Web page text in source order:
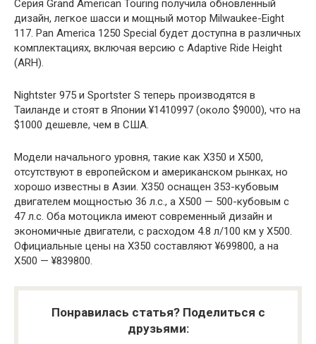
Серия Grand American Touring получила обновленный
дизайн, легкое шасси и мощный мотор Milwaukee-Eight
117. Pan America 1250 Special будет доступна в различных
комплектациях, включая версию с Adaptive Ride Height
(ARH).
Nightster 975 и Sportster S теперь производятся в
Таиланде и стоят в Японии ¥1410997 (около $9000), что на
$1000 дешевле, чем в США.
Модели начального уровня, такие как X350 и X500,
отсутствуют в европейском и американском рынках, но
хорошо известны в Азии. X350 оснащен 353-кубовым
двигателем мощностью 36 л.с., а X500 — 500-кубовым с
47 л.с. Оба мотоцикла имеют современный дизайн и
экономичные двигатели, с расходом 4.8 л/100 км у X500.
Официальные цены на X350 составляют ¥699800, а на
X500 — ¥839800.
Понравилась статья? Поделиться с
друзьями: